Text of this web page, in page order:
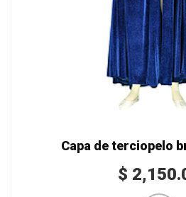
Capa de terciopelo
$